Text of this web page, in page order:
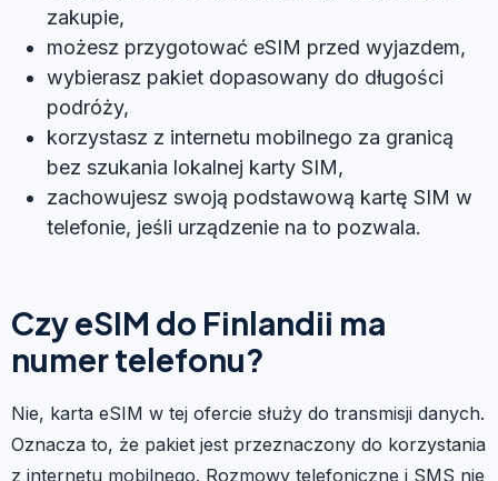
zakupie,
możesz przygotować eSIM przed wyjazdem,
wybierasz pakiet dopasowany do długości
podróży,
korzystasz z internetu mobilnego za granicą
bez szukania lokalnej karty SIM,
zachowujesz swoją podstawową kartę SIM w
telefonie, jeśli urządzenie na to pozwala.
Czy eSIM do Finlandii ma
numer telefonu?
Nie, karta eSIM w tej ofercie służy do transmisji danych.
Oznacza to, że pakiet jest przeznaczony do korzystania
z internetu mobilnego. Rozmowy telefoniczne i SMS nie